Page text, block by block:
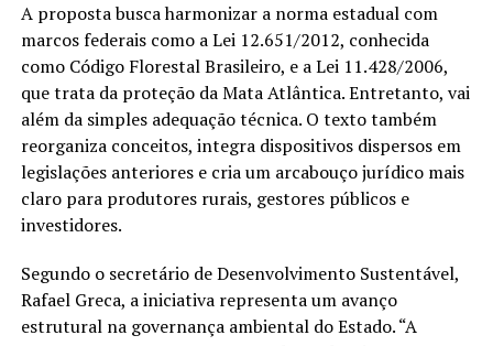
A proposta busca harmonizar a norma estadual com
marcos federais como a Lei 12.651/2012, conhecida
como Código Florestal Brasileiro, e a Lei 11.428/2006,
que trata da proteção da Mata Atlântica. Entretanto, vai
além da simples adequação técnica. O texto também
reorganiza conceitos, integra dispositivos dispersos em
legislações anteriores e cria um arcabouço jurídico mais
claro para produtores rurais, gestores públicos e
investidores.
Segundo o secretário de Desenvolvimento Sustentável,
Rafael Greca, a iniciativa representa um avanço
estrutural na governança ambiental do Estado. “A